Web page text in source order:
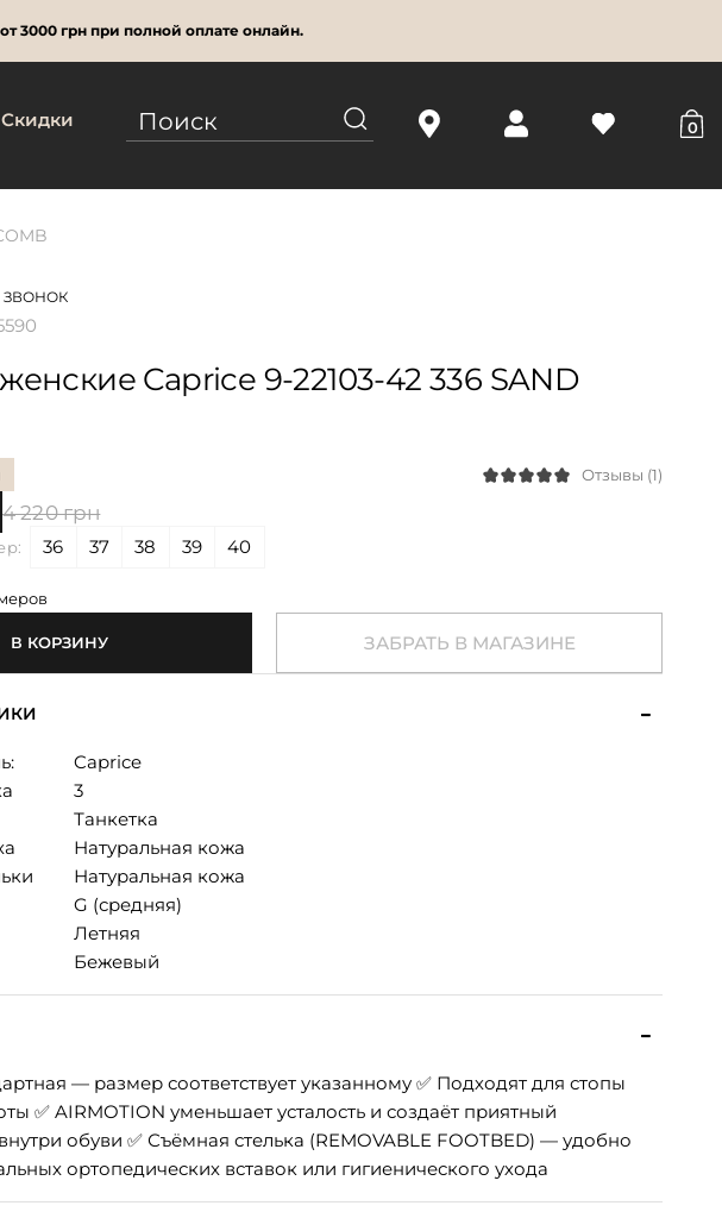
3000 грн при полной оплате онлайн.
Скидки 0
Caprice 9-22103-42 336 SAND
Отзывы (1)
36 37 38 39 40
4 220 грн
В КОРЗИНУ ЗАБРАТЬ В МАГАЗИНЕ
Caprice
3
Танкетка
Натуральная кожа
Натуральная кожа
G (средняя)
Летняя
Бежевый
— размер соответствует указанному ✅ Подходят для стопы
✅ AIRMOTION уменьшает усталость и создаёт приятный
обуви ✅ Съёмная стелька (REMOVABLE FOOTBED) — удобно
ортопедических вставок или гигиенического ухода